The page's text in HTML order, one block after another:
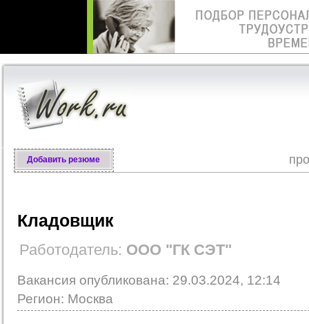
Добавить резюме
Кладовщик
Работодатель: ООО "ГК СЭТ"
Вакансия опубликована: 29.03.2024, 12:14
Регион: Москва